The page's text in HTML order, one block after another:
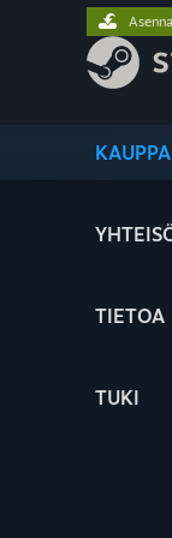
KAUPPA
TIETOA
TUKI